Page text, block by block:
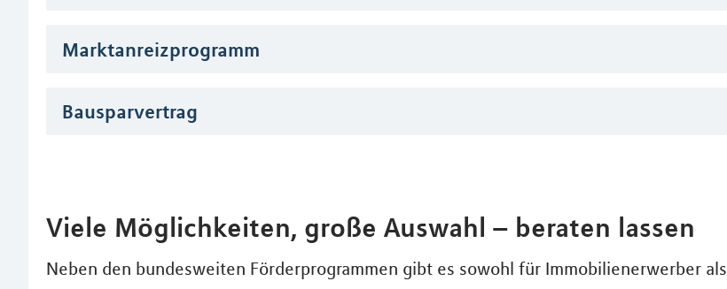
Marktanreizprogramm
Bausparvertrag
Viele Möglichkeiten, große Auswahl – beraten lassen
Neben den bundesweiten Förderprogrammen gibt es sowohl für Immobilienerwerber als